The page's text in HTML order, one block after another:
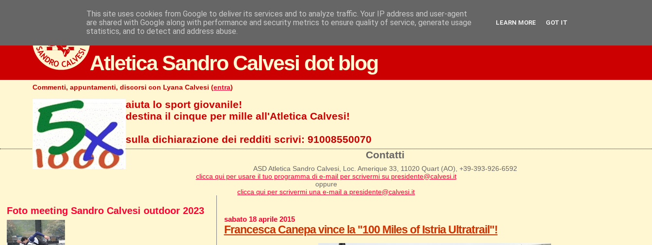
Atletica Sandro Calvesi dot blog
Commenti, appuntamenti, discorsi con Lyana Calvesi (entra)
aiuta lo sport giovanile!
destina il cinque per mille all'Atletica Calvesi!
sulla dichiarazione dei redditi scrivi:91008550070
Contatti
ASD Atletica Sandro Calvesi, Loc. Amerique 33, 11020 Quart (AO), +39-393-926-6592
clicca qui per usare il tuo programma di e-mail per scrivermi su presidente@calvesi.it
oppure
clicca qui per scrivermi una e-mail a presidente@calvesi.it
sabato 18 aprile 2015
Francesca Canepa vince la "100 Miles of Istria Ultratrail"!
Foto meeting Sandro Calvesi outdoor 2023
This site uses cookies from Google to deliver its services and to analyze traffic. Your IP address and user-agent
are shared with Google along with performance and security metrics to ensure quality of service, generate usage
statistics, and to detect and address abuse.
LEARN MORE GOT IT